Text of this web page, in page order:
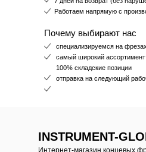
Почему выбирают нас
специализируемся на
самый широкий
100% складские позиции
отправка на следующий
Работаем напрямую с
INSTRUMENT-